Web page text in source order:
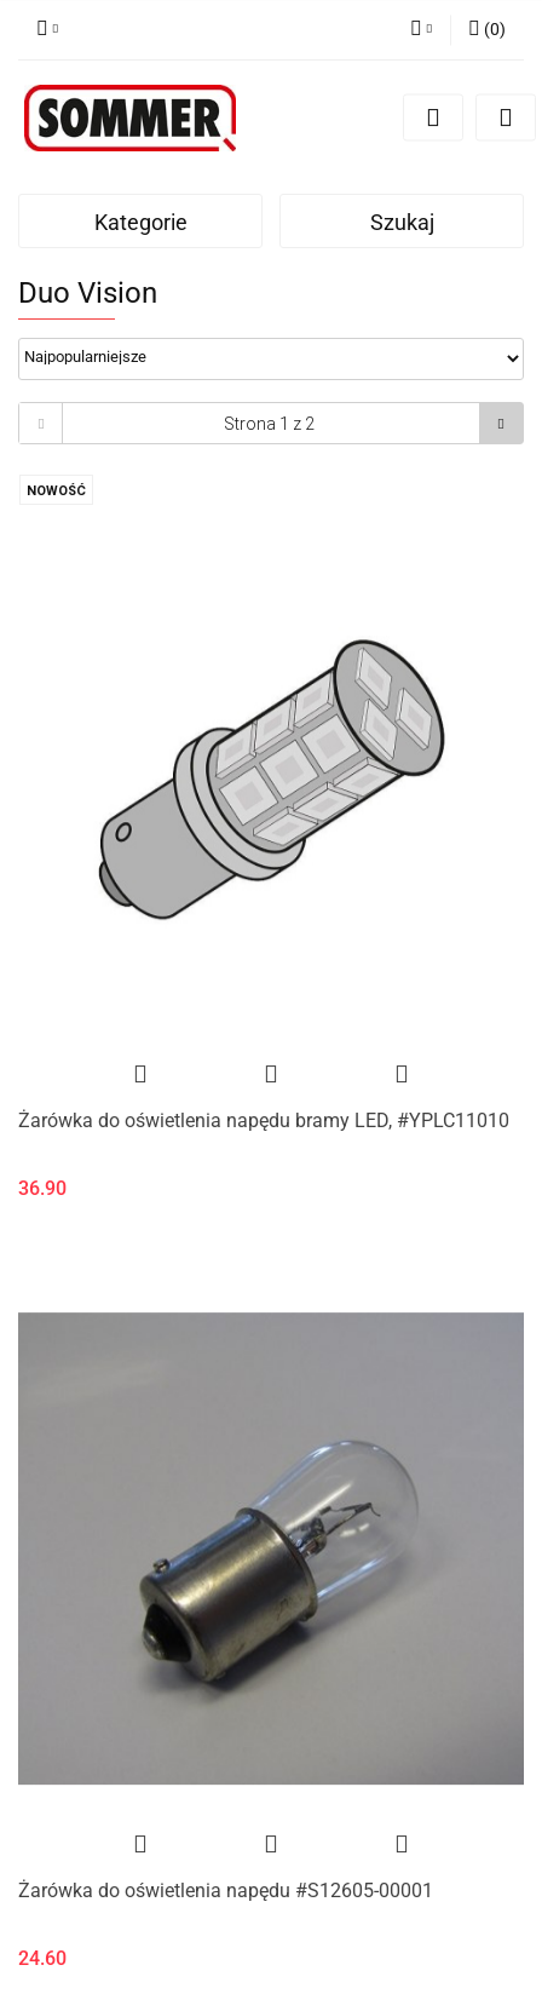
Zarejestruj się
(0)
Kategorie Szukaj
Duo Vision
NOWOŚĆ
Żarówka do oświetlenia napędu bramy LED, #YPLC11010
36.90
Żarówka do oświetlenia napędu #S12605-00001
24.60